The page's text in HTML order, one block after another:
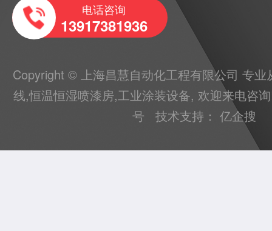
电话咨询
13917381936
Copyright © 上海昌慧自动化工程有限公司 专业
线,恒温恒湿喷漆房,工业涂装设备, 欢迎来电咨
号 技术支持： 亿企搜